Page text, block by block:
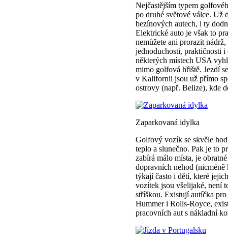
Nejčastějším typem
po druhé světové válce. Už
bezínových autech, i ty
Elektrické auto je však to
nemůžete ani prorazit
jednoduchosti, praktičnosti
některých místech USA
mimo golfová hřiště. Jezdí
v Kalifornii jsou už přímo
ostrovy (např. Belize), kde
Zaparkovaná idylka
Golfový vozík se skvěle
teplo a slunečno. Pak je to
zabírá málo místa, je
dopravních nehod (nicméně
týkají často i dětí, které
vozítek jsou všelijaké, není
stříškou. Existují autíčka pro
Hummer i Rolls-Royce,
pracovních aut s nákladní